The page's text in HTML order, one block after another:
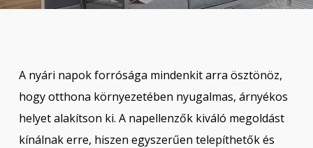
A nyári napok forrósága mindenkit arra ösztönöz,
hogy otthona környezetében nyugalmas, árnyékos
helyet alakítson ki. A napellenzők kiváló megoldást
kínálnak erre, hiszen egyszerűen telepíthetők és